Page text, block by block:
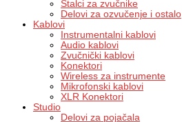
Stalci za zvučnike
Delovi za ozvučenje i ostalo
Kablovi
Instrumentalni kablovi
Audio kablovi
Zvučnički kablovi
Konektori
Wireless za instrumente
Mikrofonski kablovi
XLR Konektori
Studio
Delovi za pojačala